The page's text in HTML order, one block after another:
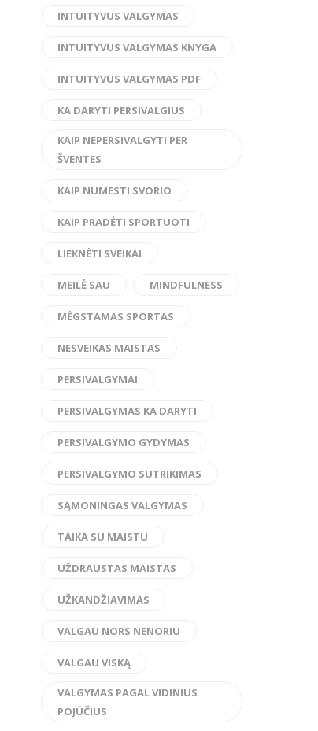
INTUITYVUS VALGYMAS
INTUITYVUS VALGYMAS KNYGA
INTUITYVUS VALGYMAS PDF
KA DARYTI PERSIVALGIUS
KAIP NEPERSIVALGYTI PER
ŠVENTES
KAIP NUMESTI SVORIO
KAIP PRADĖTI SPORTUOTI
LIEKNĖTI SVEIKAI
MEILĖ SAU MINDFULNESS
MĖGSTAMAS SPORTAS
NESVEIKAS MAISTAS
PERSIVALGYMAI
PERSIVALGYMAS KA DARYTI
PERSIVALGYMO GYDYMAS
PERSIVALGYMO SUTRIKIMAS
SĄMONINGAS VALGYMAS
TAIKA SU MAISTU
UŽDRAUSTAS MAISTAS
UŽKANDŽIAVIMAS
VALGAU NORS NENORIU
VALGAU VISKĄ
VALGYMAS PAGAL VIDINIUS
POJŪČIUS